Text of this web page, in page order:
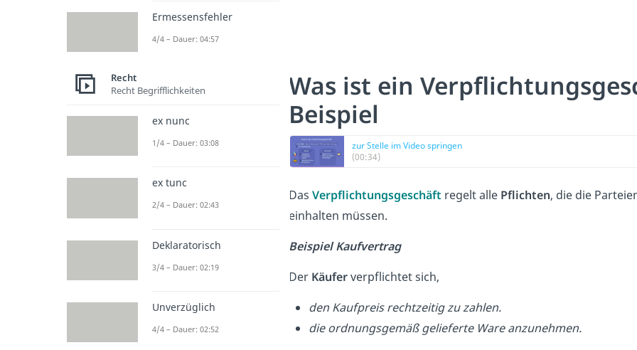
Was ist ein
Beispiel
zur Stelle im Video springen
(00:34)
Das Verpflichtungsgeschäft regelt alle Pflichten, die die
einhalten müssen.
Beispiel Kaufvertrag
Der Käuferverpflichtet sich,
den Kaufpreis rechtzeitig zu zahlen.
die ordnungsgemäß gelieferte Ware anzunehmen.
Ermessensfehler
4/4 – Dauer: 04:57
Recht
Recht Begrifflichkeiten
ex nunc
1/4 – Dauer: 03:08
ex tunc
2/4 – Dauer: 02:43
Deklaratorisch
3/4 – Dauer: 02:19
Unverzüglich
4/4 – Dauer: 02:52